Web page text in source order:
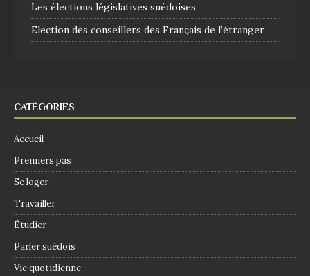
Les élections législatives suédoises
Election des conseillers des Français de l’étranger
CATÉGORIES
Accueil
Premiers pas
Se loger
Travailler
Étudier
Parler suédois
Vie quotidienne